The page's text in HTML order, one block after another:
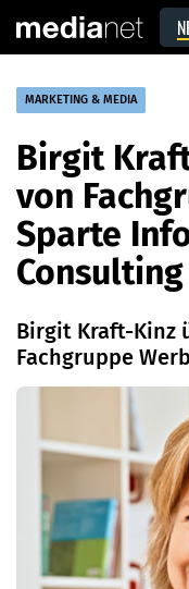
MARKETING & MEDIA
Birgit
von
Sparte
Birgit Kraft-Kinz
Fachgruppe